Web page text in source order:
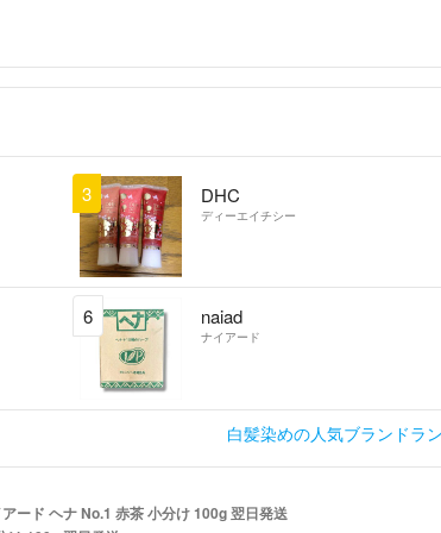
3 DHC
ディーエイチシー
6 naiad
ナイアード
白髪染めの人気ブランドラ
ード ヘナ No.1 赤茶 小分け 100g 翌日発送